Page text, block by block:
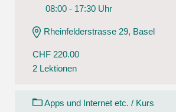
08:00 - 17:30 Uhr
Rheinfelderstrasse 29, Basel
CHF 220.00
2 Lektionen
Apps und Internet etc. / Kurs